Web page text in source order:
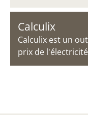
Calculix
Calculix est un
prix de